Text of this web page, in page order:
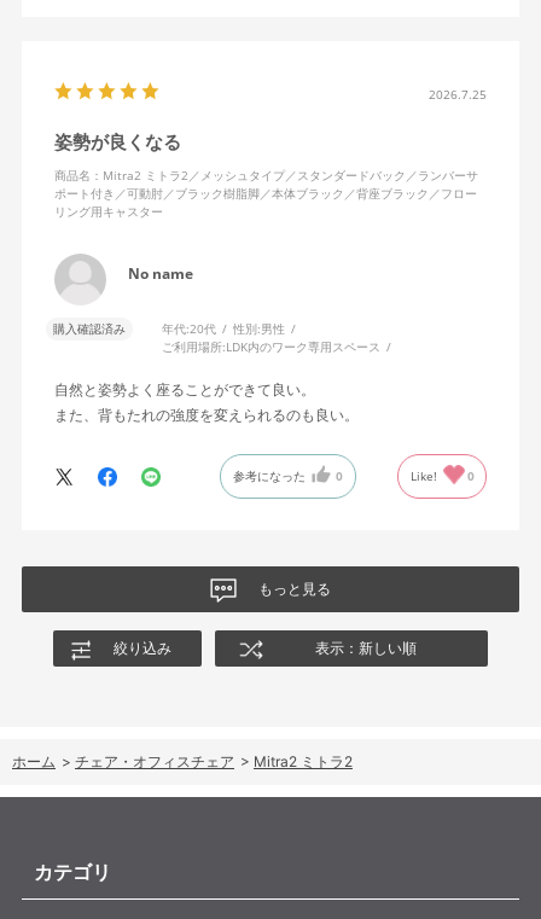
思います。良い商品に巡り会えてとても嬉しいです。
2026.7.25
姿勢が良くなる
商品名：Mitra2 ミトラ2／メッシュタイプ／スタンダードバック／ランバーサ
ポート付き／可動肘／ブラック樹脂脚／本体ブラック／背座ブラック／フロー
リング用キャスター
No name
購入確認済み 年代:20代 性別:男性
ご利用場所:LDK内のワーク専用スペース
自然と姿勢よく座ることができて良い。
また、背もたれの強度を変えられるのも良い。
参考になった 0 Like! 0
もっと見る
絞り込み 表示：新しい順
ホーム > チェア・オフィスチェア > Mitra2 ミトラ2
カテゴリ